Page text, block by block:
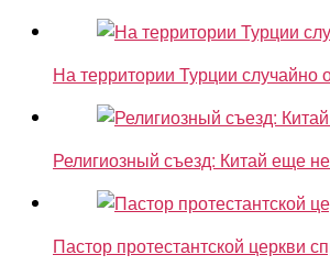
На территории Турции
Религиозный съезд: Китай еще
Пастор протестантской церкви